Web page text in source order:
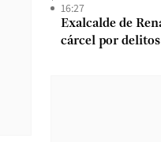
16:27
Exalcalde de
cárcel por